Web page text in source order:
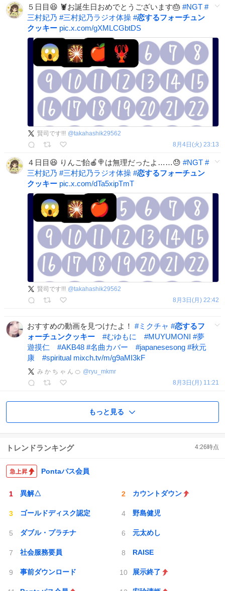
５日目😆 🦞お誕生日おめでとうございます🎂 #NGT #
三村妃乃 #三村妃乃ラジオ体操 #恋するフォーチュン
クッキー pic.x.com/gXMLCGbtDS
賢司です!!! @takahashik29562
8月4日(火) 23:13
４日目😆 りんご飴🍎🍭は無理だったよ……😓 #NGT #
三村妃乃 #三村妃乃ラジオ体操 #恋するフォーチュン
クッキー pic.x.com/dTa5xipTmT
賢司です!!! @takahashik29562
8月3日(月) 22:42
おすすめの動画を見つけたよ！ #ミクチャ #恋するフ
ォーチュンクッキー
#むゆもに #MUYUMONI #夢
遊摸仁
#AKB48 #名曲カバー #japanesesong #秋元
康
#spiritual mixch.tv/m/g9aMI3kF
み か ち ゃ ん 🍊 @ryu_mkmr
8月3日(月) 11:21
もっと見る
トレンドランキング 4:26時点
Pontaパス会員
異解△ カウントダウン
ゴールドディスク認定 野島健児
ダブル・プラチナ 元太めし
社会服務要員 RAISE
事前ダウンロード 展示終了